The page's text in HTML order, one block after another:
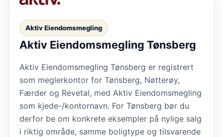
Aktiv Eiendomsmegling
Aktiv Eiendomsmegling Tønsberg
Aktiv Eiendomsmegling Tønsberg er registrert
som meglerkontor for Tønsberg, Nøtterøy,
Færder og Revetal, med Aktiv Eiendomsmegling
som kjede-/kontornavn. For Tønsberg bør du
derfor be om konkrete eksempler på nylige salg
i riktig område, samme boligtype og tilsvarende